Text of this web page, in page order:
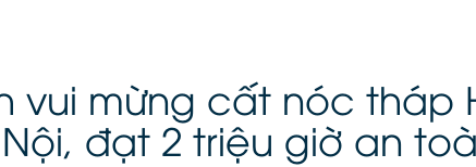
vui mừng cất nóc tháp
đạt 2 triệu giờ an